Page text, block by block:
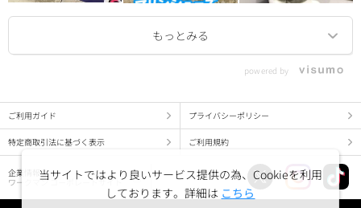
powered by
ご利用ガイド プライバシーポリシー
特定商取引法に基づく表示 ご利用規約
企業情報
ワークマン コーポレートサイト
当サイトではより良いサービス提供の為、Cookieを利用
しております。詳細は こちら